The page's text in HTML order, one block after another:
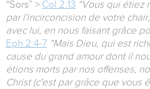
“Sors” > Col.2:13 “Vous qui étiez
par l'incirconcision de votre
avec lui, en nous faisant grâce
Eph.2:4-7 “Mais Dieu, qui est
cause du grand amour dont il
étions morts par nos offenses,
Christ (c'est par grâce que vous